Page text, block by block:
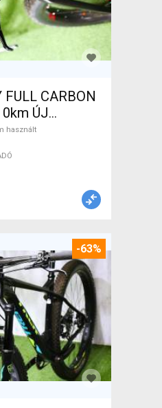
FULL CARBON
ÚJ
nem
használt
-63%